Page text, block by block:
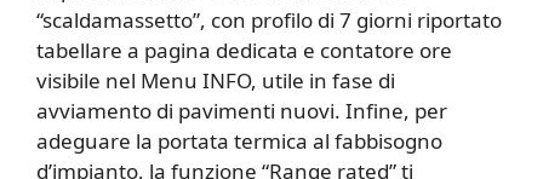
“scaldamassetto”, con profilo di 7 giorni riportato
tabellare a pagina dedicata e contatore ore
visibile nel Menu INFO, utile in fase di
avviamento di pavimenti nuovi. Infine, per
adeguare la portata termica al fabbisogno
d’impianto, la funzione “Range rated” ti